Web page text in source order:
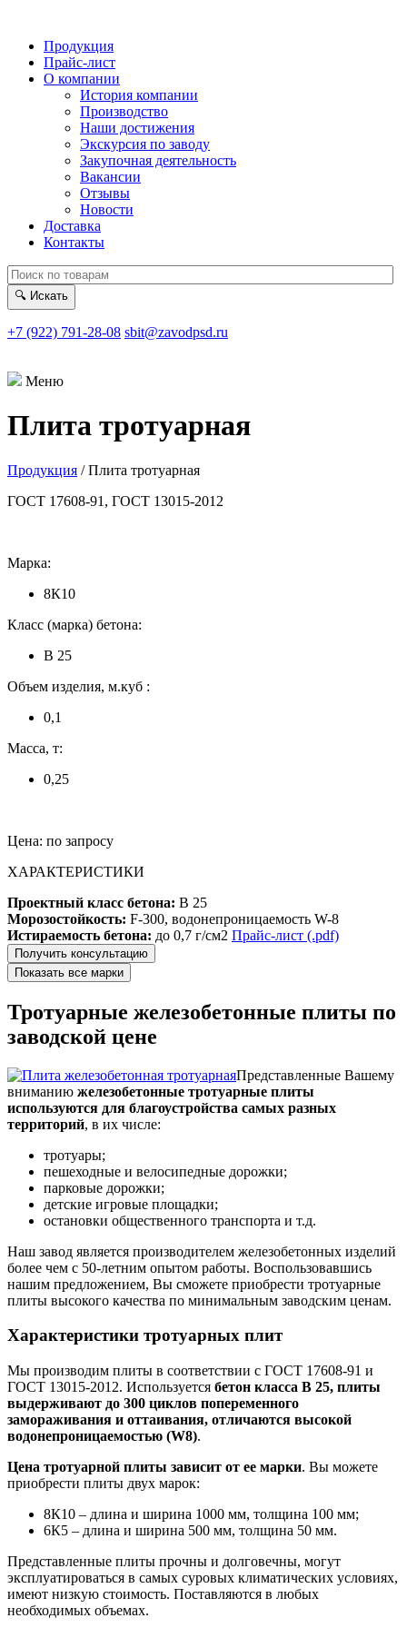
Продукция
Прайс-лист
О компании
История компании
Производство
Наши достижения
Экскурсия по заводу
Закупочная деятельность
Вакансии
Отзывы
Новости
Доставка
Контакты
🔍 Искать
+7 (922) 791-28-08 sbit@zavodpsd.ru
Меню
Плита тротуарная
Продукция / Плита тротуарная
ГОСТ 17608-91, ГОСТ 13015-2012
Марка:
8К10
Класс (марка) бетона:
В 25
Объем изделия, м.куб :
0,1
Масса, т:
0,25
Цена: по запросу
ХАРАКТЕРИСТИКИ
Проектный класс бетона: В 25
Морозостойкость: F-300, водонепроницаемость W-8
Истираемость бетона: до 0,7 г/см2 Прайс-лист (.pdf)
Тротуарные железобетонные плиты по
заводской цене
Представленные Вашему
вниманию железобетонные тротуарные плиты
используются для благоустройства самых разных
территорий, в их числе:
тротуары;
пешеходные и велосипедные дорожки;
парковые дорожки;
детские игровые площадки;
остановки общественного транспорта и т.д.
Наш завод является производителем железобетонных изделий
более чем с 50-летним опытом работы. Воспользовавшись
нашим предложением, Вы сможете приобрести тротуарные
плиты высокого качества по минимальным заводским ценам.
Характеристики тротуарных плит
Мы производим плиты в соответствии с ГОСТ 17608-91 и
ГОСТ 13015-2012. Используется бетон класса В 25, плиты
выдерживают до 300 циклов попеременного
замораживания и оттаивания, отличаются высокой
водонепроницаемостью (W8).
Цена тротуарной плиты зависит от ее марки. Вы можете
приобрести плиты двух марок:
8К10 ‒ длина и ширина 1000 мм, толщина 100 мм;
6К5 ‒ длина и ширина 500 мм, толщина 50 мм.
Представленные плиты прочны и долговечны, могут
эксплуатироваться в самых суровых климатических условиях,
имеют низкую стоимость. Поставляются в любых
необходимых объемах.